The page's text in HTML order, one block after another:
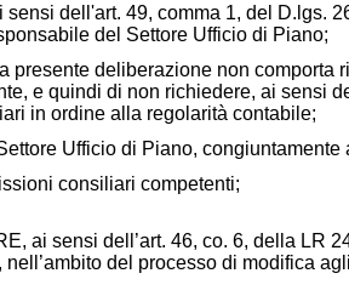
sensi dell'art. 49, comma 1, del D.lgs.
del Settore Ufficio di Piano;
presente deliberazione non
e quindi di non richiedere, ai sensi
in ordine alla regolarità contabile;
Ufficio di Piano,
consiliari competenti;
ai sensi dell’art. 46, co. 6, della LR
nell’ambito del processo di modifica